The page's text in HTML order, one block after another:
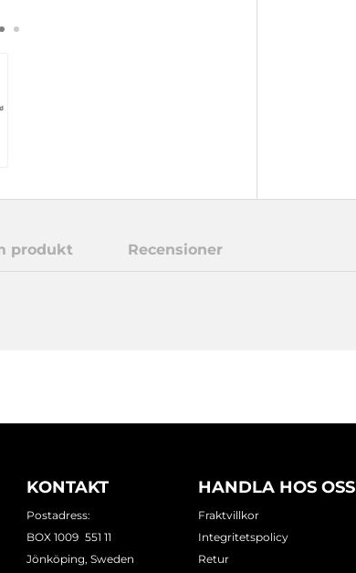
produkt Recensioner
KONTAKT
Postadress:
BOX 1009 551 11
Jönköping, Sweden
HANDLA HOS OSS
Fraktvillkor
Integritetspolicy
Retur